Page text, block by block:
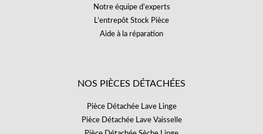
Notre équipe d’experts
L’entrepôt Stock Pièce
Aide à la réparation
NOS PIÈCES DÉTACHÉES
Pièce Détachée Lave Linge
Pièce Détachée Lave Vaisselle